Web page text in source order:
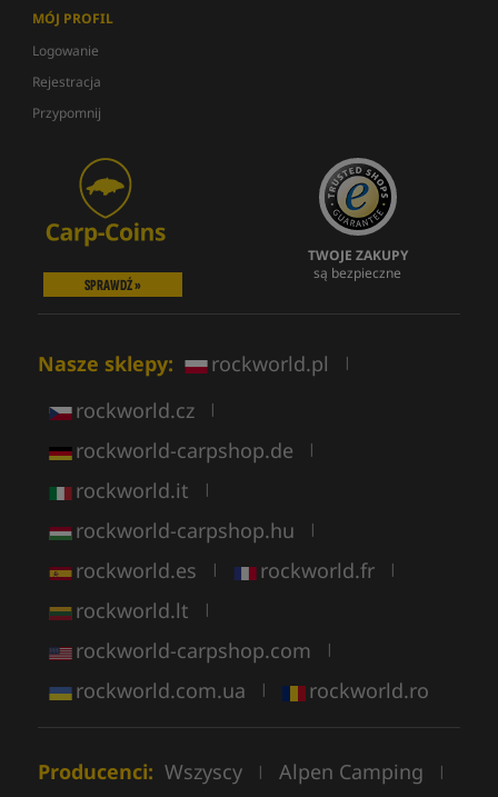
MÓJ PROFIL
Logowanie
Rejestracja
Przypomnij
SPRAWDŹ »
TWOJE ZAKUPY
są bezpieczne
Nasze sklepy: rockworld.pl |
rockworld.cz |
rockworld-carpshop.de |
rockworld.it |
rockworld-carpshop.hu |
rockworld.es | rockworld.fr |
rockworld.lt |
rockworld-carpshop.com |
rockworld.com.ua | rockworld.ro
Producenci: Wszyscy | Alpen Camping |